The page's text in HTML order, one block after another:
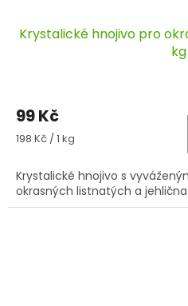
Krystalické hnojivo pro
kg
99 Kč
Měrná
198 Kč / 1 kg
Krystalické hnojivo s
okrasných listnatých a